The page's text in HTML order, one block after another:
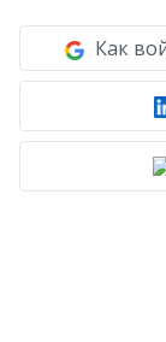
Как